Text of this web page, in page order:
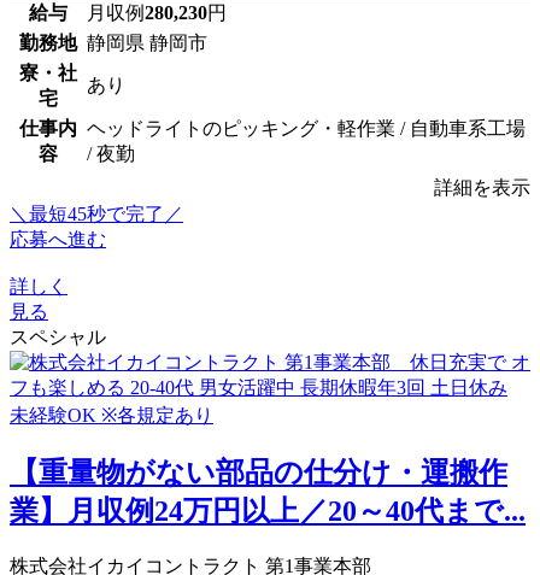
給与 月収例280,230円
勤務地 静岡県 静岡市
寮・社
宅
あり
仕事内
容
ヘッドライトのピッキング・軽作業 / 自動車系工場
/ 夜勤
詳細を表示
＼最短45秒で完了／
応募へ進む
詳しく
見る
スペシャル
【重量物がない部品の仕分け・運搬作
業】月収例24万円以上／20～40代まで...
株式会社イカイコントラクト 第1事業本部